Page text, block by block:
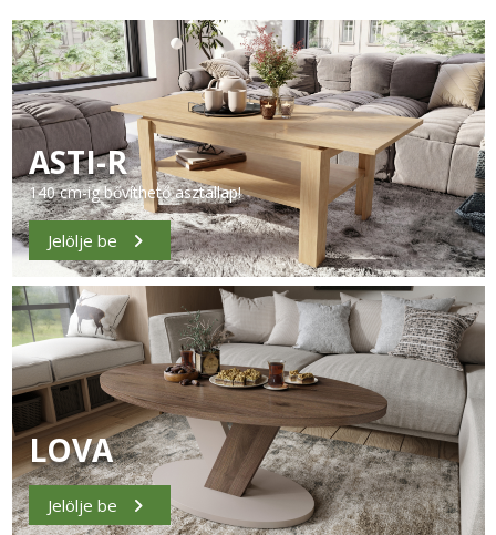
ASTI-R
140 cm-ig bővíthető asztallap!
Jelölje be
LOVA
Jelölje be